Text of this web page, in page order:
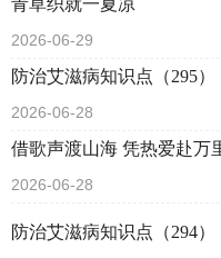
青草织就一夏凉
2026-06-29
防治艾滋病知识点（295）
2026-06-28
借歌声渡山海 凭热爱赴万
2026-06-28
防治艾滋病知识点（294）